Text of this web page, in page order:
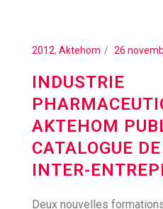
2012, Aktehom 26
INDUSTRIE
AKTEHOM
CATALOGUE
INTER-
Deux nouvelles